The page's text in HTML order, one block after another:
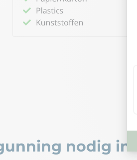
nodig in